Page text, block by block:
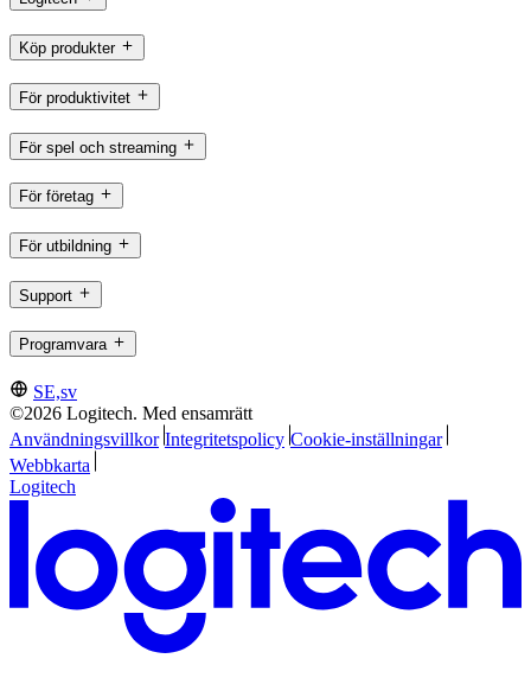
Köp produkter
För produktivitet
För spel och streaming
För företag
För utbildning
Support
Programvara
SE,sv
©2026 Logitech. Med ensamrätt
Användningsvillkor Integritetspolicy Cookie-inställningar
Webbkarta
Logitech